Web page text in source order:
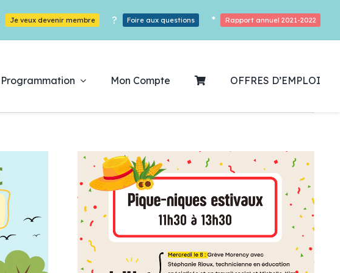
Je veux devenir membre ? Foire aux questions * Rapport annuel 2021-2022
Programmation
Découvrez notre
programmation
Des Heures De Plaisirs!
Mon Compte OFFRES D’EMPLOI